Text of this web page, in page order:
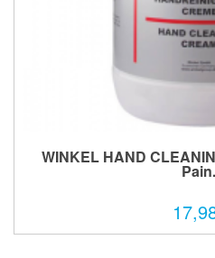
WINKEL HAND